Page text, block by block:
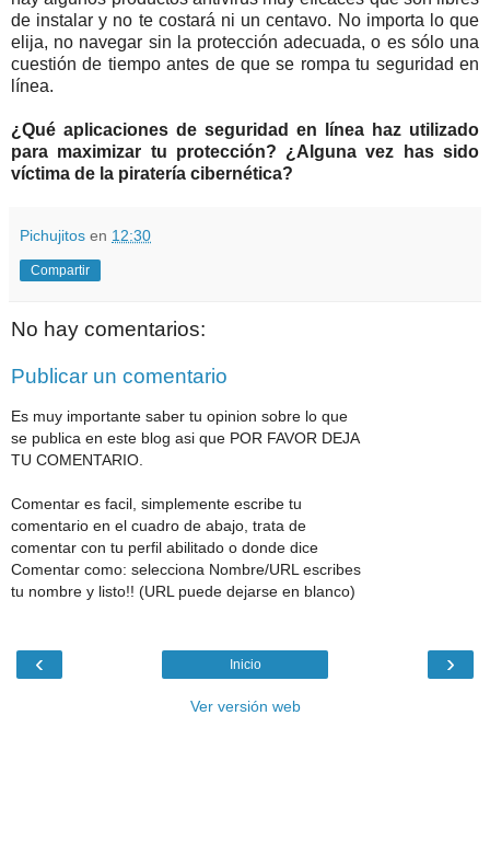
de instalar y no te costará ni un centavo. No importa lo que
elija, no navegar sin la protección adecuada, o es sólo una
cuestión de tiempo antes de que se rompa tu seguridad en
línea.
¿Qué aplicaciones de seguridad en línea haz utilizado
para maximizar tu protección? ¿Alguna vez has sido
víctima de la piratería cibernética?
Pichujitos en 12:30
Compartir
No hay comentarios:
Publicar un comentario
Es muy importante saber tu opinion sobre lo que
se publica en este blog asi que POR FAVOR DEJA
TU COMENTARIO.
Comentar es facil, simplemente escribe tu
comentario en el cuadro de abajo, trata de
comentar con tu perfil abilitado o donde dice
Comentar como: selecciona Nombre/URL escribes
tu nombre y listo!! (URL puede dejarse en blanco)
‹ ›
Inicio
Ver versión web